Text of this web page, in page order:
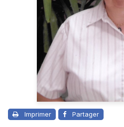
Imprimer Partager